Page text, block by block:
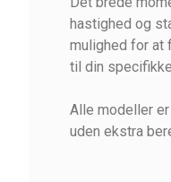
hastighed og
mulighed for
til din
Alle modeller
uden ekstra